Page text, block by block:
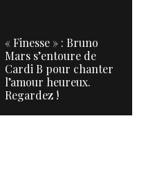
« Finesse » : Bruno
Mars s’entoure de
Cardi B pour chanter
l’amour heureux.
Regardez !